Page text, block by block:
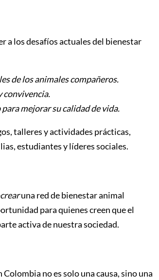
a los desafíos actuales del bienestar
de los animales compañeros.
convivencia.
mejorar su calidad de vida.
talleres y actividades prácticas,
estudiantes y líderes sociales.
una red de bienestar animal
para quienes creen que el
activa de nuestra sociedad.
no es solo una causa, sino una